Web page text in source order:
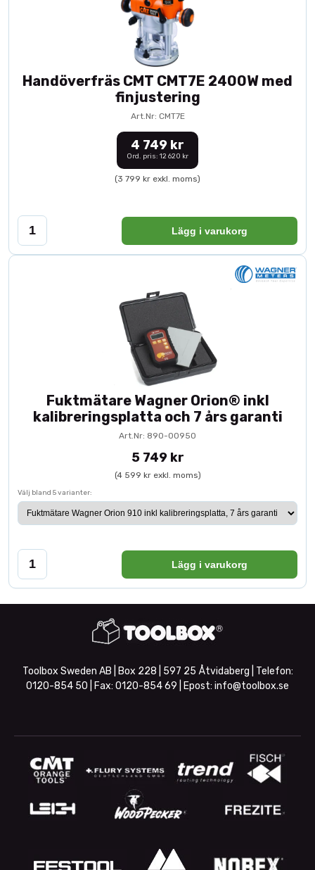
Handöverfräs CMT CMT7E 2400W med
finjustering
Art.Nr: CMT7E
4 749 kr
Ord. pris: 12 620 kr
(3 799 kr exkl. moms)
Lägg i varukorg
Fuktmätare Wagner Orion® inkl
kalibreringsplatta och 7 års garanti
Art.Nr: 890-00950
5 749 kr
(4 599 kr exkl. moms)
Välj bland 5 varianter:
Lägg i varukorg
Toolbox Sweden AB | Box 228 | 597 25 Åtvidaberg | Telefon:
0120-854 50 | Fax: 0120-854 69 | Epost: info@toolbox.se